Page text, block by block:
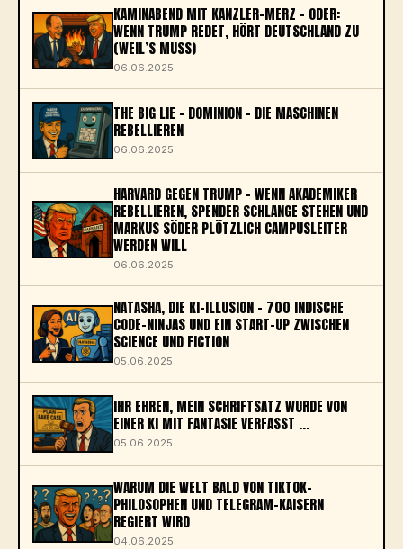
KAMINABEND MIT KANZLER-MERZ – ODER:
WENN TRUMP REDET, HÖRT DEUTSCHLAND ZU
(WEIL’S MUSS)
06.06.2025
THE BIG LIE - DOMINION – DIE MASCHINEN
REBELLIEREN
06.06.2025
HARVARD GEGEN TRUMP – WENN AKADEMIKER
REBELLIEREN, SPENDER SCHLANGE STEHEN UND
MARKUS SÖDER PLÖTZLICH CAMPUSLEITER
WERDEN WILL
06.06.2025
NATASHA, DIE KI-ILLUSION – 700 INDISCHE
CODE-NINJAS UND EIN START-UP ZWISCHEN
SCIENCE UND FICTION
05.06.2025
IHR EHREN, MEIN SCHRIFTSATZ WURDE VON
EINER KI MIT FANTASIE VERFASST ...
05.06.2025
WARUM DIE WELT BALD VON TIKTOK-
PHILOSOPHEN UND TELEGRAM-KAISERN
REGIERT WIRD
04.06.2025